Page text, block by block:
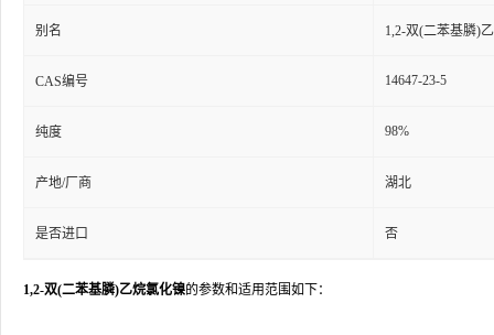
别名 1,2-双(二苯基膦)
CAS编号 14647-23-5
纯度 98%
产地/厂商 湖北
是否进口 否
1,2-双(二苯基膦)乙烷氯化镍的参数和适用范围如下：